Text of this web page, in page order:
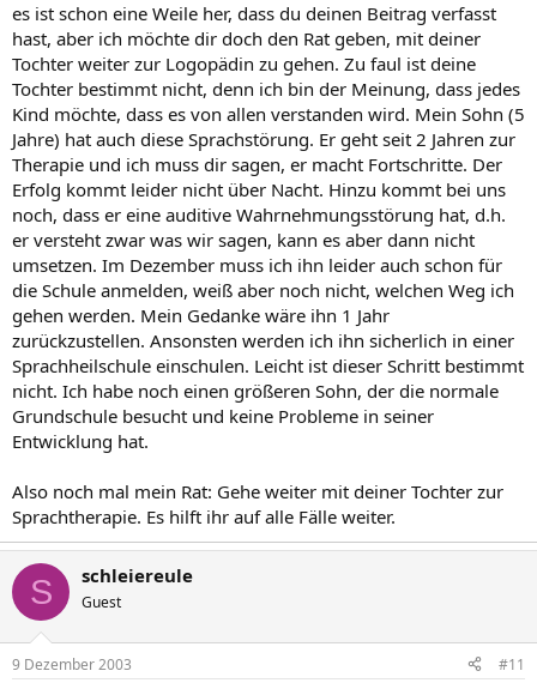
es ist schon eine Weile her, dass du deinen Beitrag verfasst
hast, aber ich möchte dir doch den Rat geben, mit deiner
Tochter weiter zur Logopädin zu gehen. Zu faul ist deine
Tochter bestimmt nicht, denn ich bin der Meinung, dass jedes
Kind möchte, dass es von allen verstanden wird. Mein Sohn (5
Jahre) hat auch diese Sprachstörung. Er geht seit 2 Jahren zur
Therapie und ich muss dir sagen, er macht Fortschritte. Der
Erfolg kommt leider nicht über Nacht. Hinzu kommt bei uns
noch, dass er eine auditive Wahrnehmungsstörung hat, d.h.
er versteht zwar was wir sagen, kann es aber dann nicht
umsetzen. Im Dezember muss ich ihn leider auch schon für
die Schule anmelden, weiß aber noch nicht, welchen Weg ich
gehen werden. Mein Gedanke wäre ihn 1 Jahr
zurückzustellen. Ansonsten werden ich ihn sicherlich in einer
Sprachheilschule einschulen. Leicht ist dieser Schritt bestimmt
nicht. Ich habe noch einen größeren Sohn, der die normale
Grundschule besucht und keine Probleme in seiner
Entwicklung hat.
Also noch mal mein Rat: Gehe weiter mit deiner Tochter zur
Sprachtherapie. Es hilft ihr auf alle Fälle weiter.
S schleiereule
Guest
9 Dezember 2003 #11